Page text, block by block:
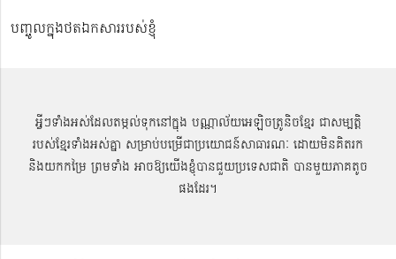
បញ្ចូលក្នុងថតឯកសាររបស់ខ្ញុំ
អ្វីៗទាំងអស់ដែលតម្កល់ទុកនៅក្នុង បណ្ណាល័យអេឡិចត្រូនិចខ្មែរ ជាសម្បតិ្ត
របស់ខ្មែរទាំងអស់គ្នា សម្រាប់បម្រើជាប្រយោជន៍សាធារណៈ ដោយមិនគិតរក
និងយកកម្រៃ ព្រមទាំង អាចឱ្យយើងខ្ញុំបានជួយប្រទេសជាតិ បានមួយភាគតូច
ផងដែរ។